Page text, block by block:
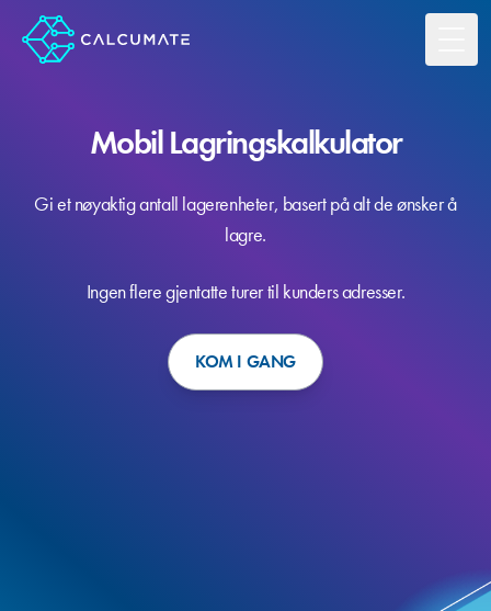
Mobil Lagringskalkulator
Gi et nøyaktig antall lagerenheter, basert på alt de ønsker å
lagre.
Ingen flere gjentatte turer til kunders adresser.
KOM I GANG